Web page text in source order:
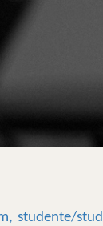
studente/